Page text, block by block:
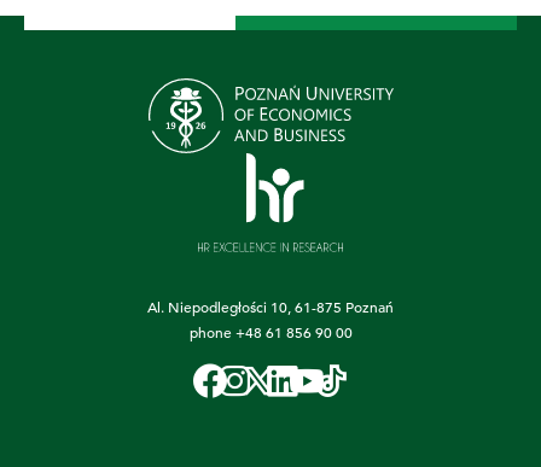
Al. Niepodległości 10, 61-875 Poznań
phone+48 61 856 90 00